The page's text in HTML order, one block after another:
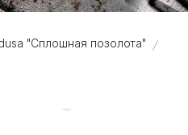
"Сплошная позолота" /